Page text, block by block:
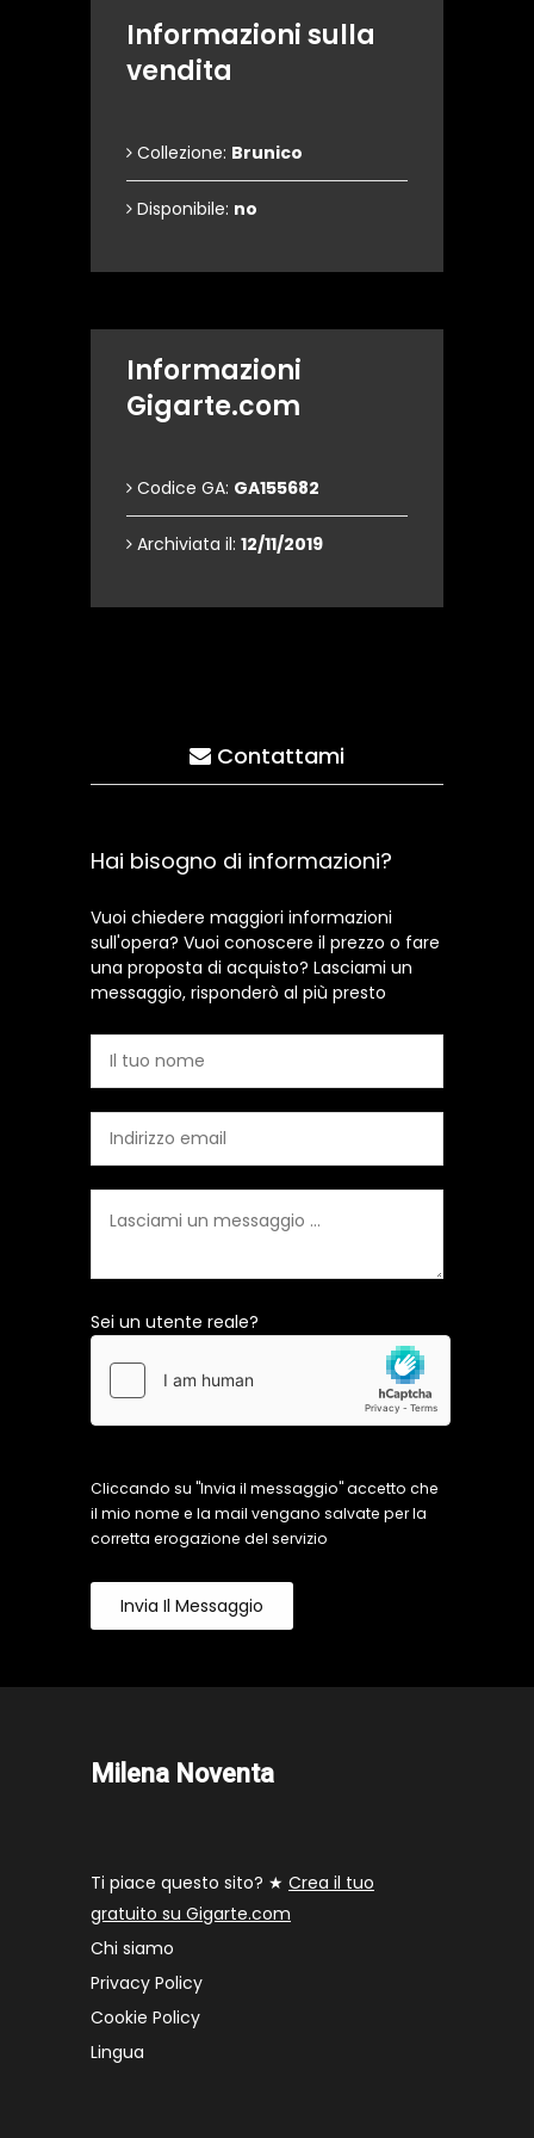
Informazioni sulla
vendita
Collezione: Brunico
Disponibile: no
Informazioni
Gigarte.com
Codice GA: GA155682
Archiviata il: 12/11/2019
Contattami
Hai bisogno di informazioni?
Vuoi chiedere maggiori informazioni
sull'opera? Vuoi conoscere il prezzo o fare
una proposta di acquisto? Lasciami un
messaggio, risponderò al più presto
Sei un utente reale?
Cliccando su "Invia il messaggio" accetto che
il mio nome e la mail vengano salvate per la
corretta erogazione del servizio
Invia Il Messaggio
Milena Noventa
Ti piace questo sito? ★ Crea il tuo
gratuito su Gigarte.com
Chi siamo
Privacy Policy
Cookie Policy
Lingua